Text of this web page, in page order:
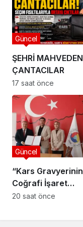
ŞEHRİ MAHVEDEN
ÇANTACILAR
Güncel
17 saat önce
“Kars Gravyerinin
Coğrafi İşaret
Niteliğinin
Güncel
20 saat önce